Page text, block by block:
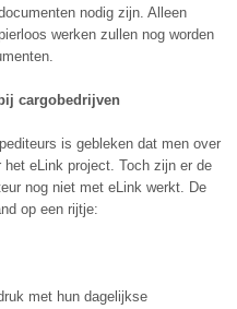
nodig zijn. Alleen
werken zullen nog worden
cargobedrijven
is gebleken dat men over
eLink project. Toch zijn er de
nog niet met eLink werkt. De
op een rijtje:
met hun dagelijkse